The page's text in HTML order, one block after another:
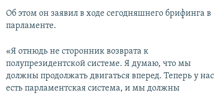
Об этом он заявил в ходе сегодняшнего брифинга в
парламенте.
«Я отнюдь не сторонник возврата к
полупрезидентской системе. Я думаю, что мы
должны продолжать двигаться вперед. Теперь у нас
есть парламентская система, и мы должны